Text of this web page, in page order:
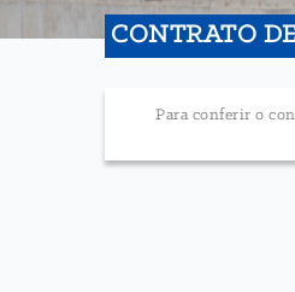
CONTRATO
Para conferir o